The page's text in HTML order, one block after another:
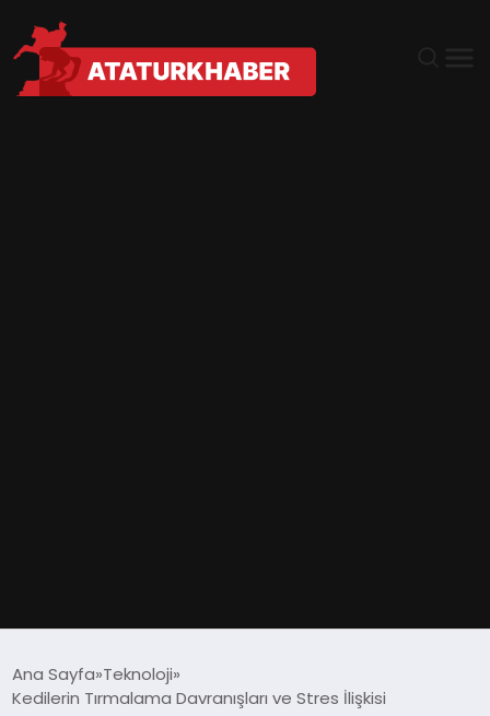
Ana Sayfa Teknoloji
Kedilerin Tırmalama Davranışları ve Stres İlişkisi